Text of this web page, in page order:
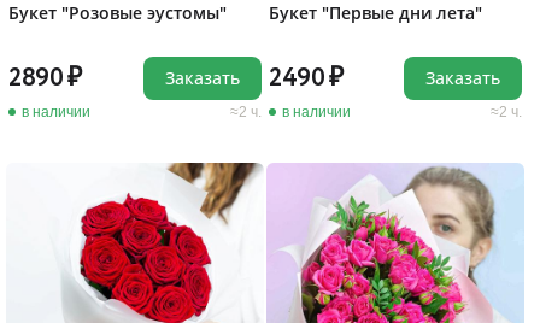
Букет "Розовые эустомы"
2890
в наличии 2 ч.
Заказать
Букет "Первые дни лета"
2490
в наличии 2 ч.
Заказать